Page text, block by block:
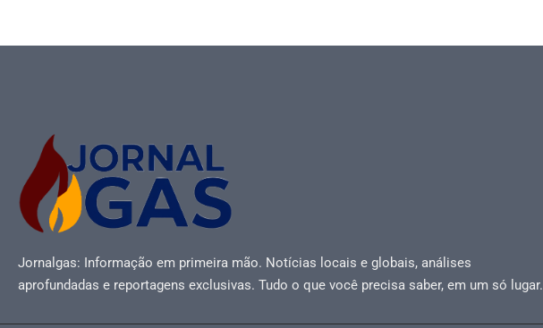
Jornalgas: Informação em primeira mão. Notícias locais e globais, análises
aprofundadas e reportagens exclusivas. Tudo o que você precisa saber, em um só lugar.